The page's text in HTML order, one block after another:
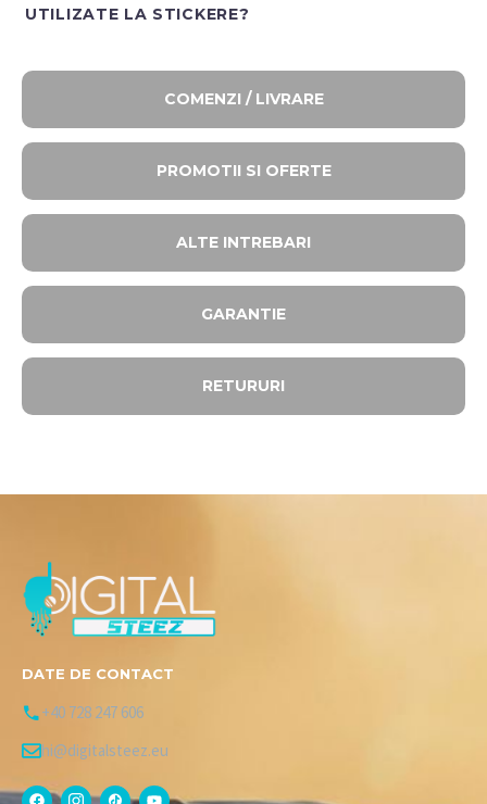
UTILIZATE LA STICKERE?
COMENZI / LIVRARE
PROMOTII SI OFERTE​
ALTE INTREBARI​
GARANTIE
RETURURI
DATE DE CONTACT
+40 728 247 606
hi@digitalsteez.eu